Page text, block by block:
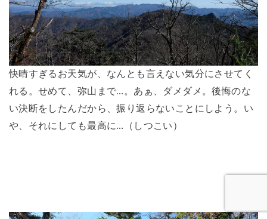
快晴すぎるお天気が、なんとも言えない気分にさせてく
れる。せめて、弥山まで…。あぁ、ダメダメ。後悔のな
い決断をしたんだから、振り返らないことにしよう。い
や、それにしても最高に…（しつこい）